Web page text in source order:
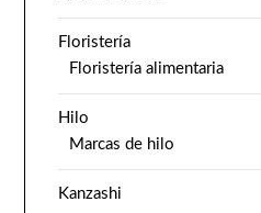
Floristería
Floristería alimentaria
Hilo
Marcas de hilo
Kanzashi